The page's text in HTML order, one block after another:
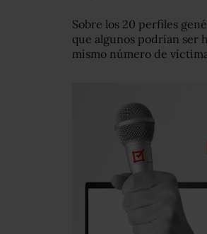
Sobre los 20 perfiles
que algunos podrían ser
mismo número de